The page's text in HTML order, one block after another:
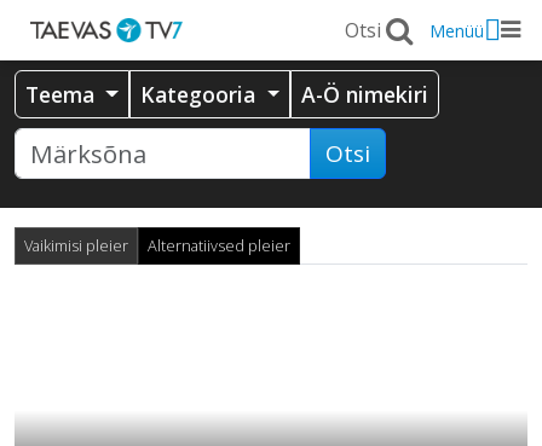
Menüü
Teema Kategooria A-Ö nimekiri
Otsi
Vaikimisi pleier Alternatiivsed pleier